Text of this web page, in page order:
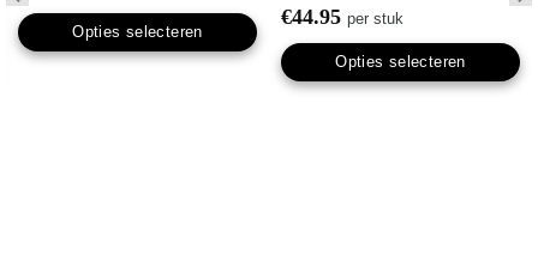
Opties selecteren
€44.95 per stuk
Opties selecteren